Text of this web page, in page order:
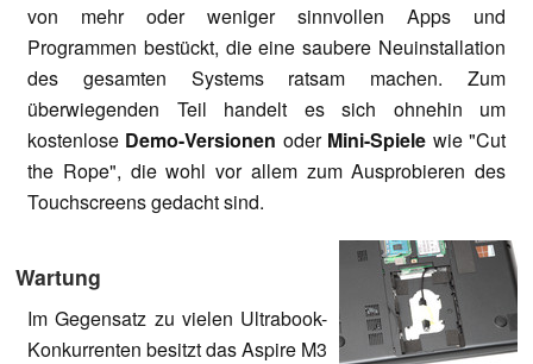
von mehr oder weniger sinnvollen Apps und
Programmen bestückt, die eine saubere Neuinstallation
des gesamten Systems ratsam machen. Zum
überwiegenden Teil handelt es sich ohnehin um
kostenlose Demo-Versionen oder Mini-Spiele wie "Cut
the Rope", die wohl vor allem zum Ausprobieren des
Touchscreens gedacht sind.
Wartung
Im Gegensatz zu vielen Ultrabook-
Konkurrenten besitzt das Aspire M3